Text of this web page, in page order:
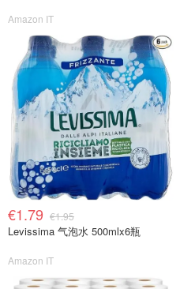
Amazon IT
€1.79 €1.95
Levissima 气泡水 500mlx6瓶
Amazon IT